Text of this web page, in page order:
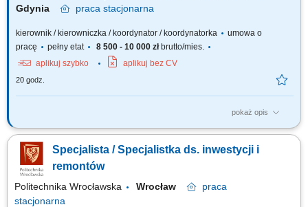
Gdynia
praca stacjonarna
kierownik / kierowniczka / koordynator / koordynatorka
umowa o
pracę
pełny etat 8 500 - 10 000 złbrutto/mies.
aplikuj szybko
aplikuj bez CV
20 godz.
pokaż opis
GŁÓWNE ZADANIA: kierowanie, koordynowanie oraz organizowanie
pracy i nadzorowanie prawidłowego wykonywania zadań przez
pracowników Sekcji Inwestycji Sojuszniczych i Programowych, nadzór i
kontrolę nad realizowanymi robotami budowlanymi w zakresie
przestrzegania obowiązujących przepisów...
Specjalista / Specjalistka ds. inwestycji i
remontów
Politechnika Wrocławska Wrocław
praca
stacjonarna